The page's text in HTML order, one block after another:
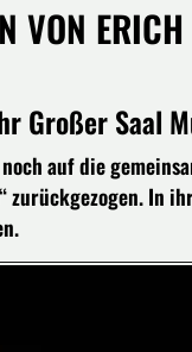
VON ERICH
Großer Saal
auf die
zurückgezogen. In